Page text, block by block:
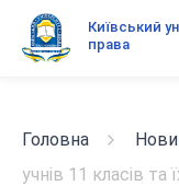
Київський
права
Головна
учнів 11 класів та